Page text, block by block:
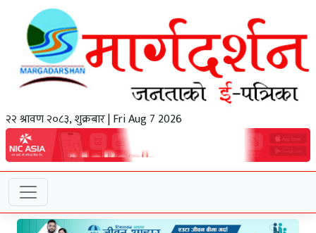
२२ श्रावण २०८३, शुक्रबार | Fri Aug 7 2026